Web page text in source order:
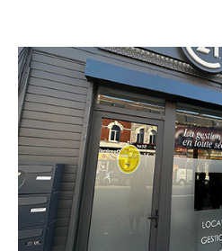
CENTURY
131A rue Jean-
LIEVIN -
Envoyer